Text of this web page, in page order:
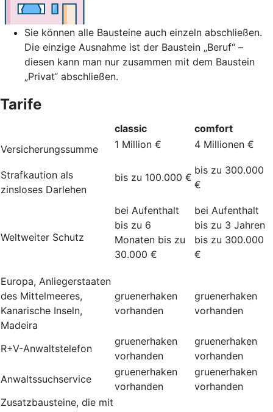
Sie können alle Bausteine auch einzeln abschließen.
Die einzige Ausnahme ist der Baustein „Beruf“ –
diesen kann man nur zusammen mit dem Baustein
„Privat“ abschließen.
Tarife
classic
comfort
Versicherungssumme
1 Million € 4 Millionen €
Strafkaution als
zinsloses Darlehen
bis zu 100.000 €
bis zu 300.000
€
Weltweiter Schutz
bei Aufenthalt
bis zu 6
Monaten bis zu
30.000 €
bei Aufenthalt
bis zu 3 Jahren
bis zu 300.000
€
Europa, Anliegerstaaten
des Mittelmeeres,
Kanarische Inseln,
Madeira
gruenerhaken
vorhanden
gruenerhaken
vorhanden
R+V-Anwaltstelefon
gruenerhaken
vorhanden
gruenerhaken
vorhanden
Anwaltssuchservice
gruenerhaken
vorhanden
gruenerhaken
vorhanden
Zusatzbausteine, die mit